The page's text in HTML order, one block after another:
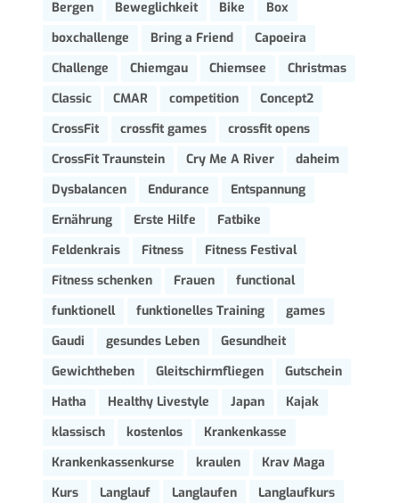
Bergen
Beweglichkeit Bike
Box
boxchallenge
Bring a Friend
Capoeira
Challenge
Chiemgau Chiemsee
Christmas
Classic
CMAR competition
Concept2
CrossFit
crossfit games
crossfit opens
CrossFit Traunstein
Cry Me A River
daheim
Dysbalancen
Endurance
Entspannung
Ernährung
Erste Hilfe
Fatbike
Feldenkrais
Fitness
Fitness Festival
Fitness schenken
Frauen
functional
funktionell
funktionelles Training
games
Gaudi
gesundes Leben
Gesundheit
Gewichtheben
Gleitschirmfliegen
Gutschein
Hatha
Healthy Livestyle Japan
Kajak
klassisch
kostenlos
Krankenkasse
Krankenkassenkurse
kraulen
Krav Maga
Kurs
Langlauf Langlaufen
Langlaufkurs